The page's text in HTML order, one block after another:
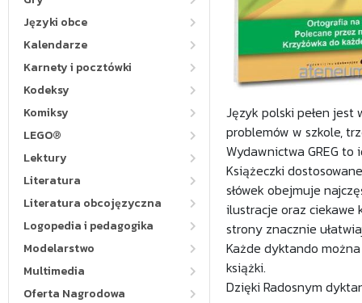
Języki obce
Kalendarze
Karnety i pocztówki
Kodeksy
Komiksy
LEGO®
Lektury
Literatura
Literatura obcojęzyczna
Logopedia i pedagogika
Modelarstwo
Multimedia
Oferta Nagrodowa
Język polski pełen
problemów w szkole,
Wydawnictwa GREG
Książeczki
słówek obejmuje
ilustracje oraz ciekawe
strony znacznie
Każde dyktando
książki.
Dzięki Radosnym